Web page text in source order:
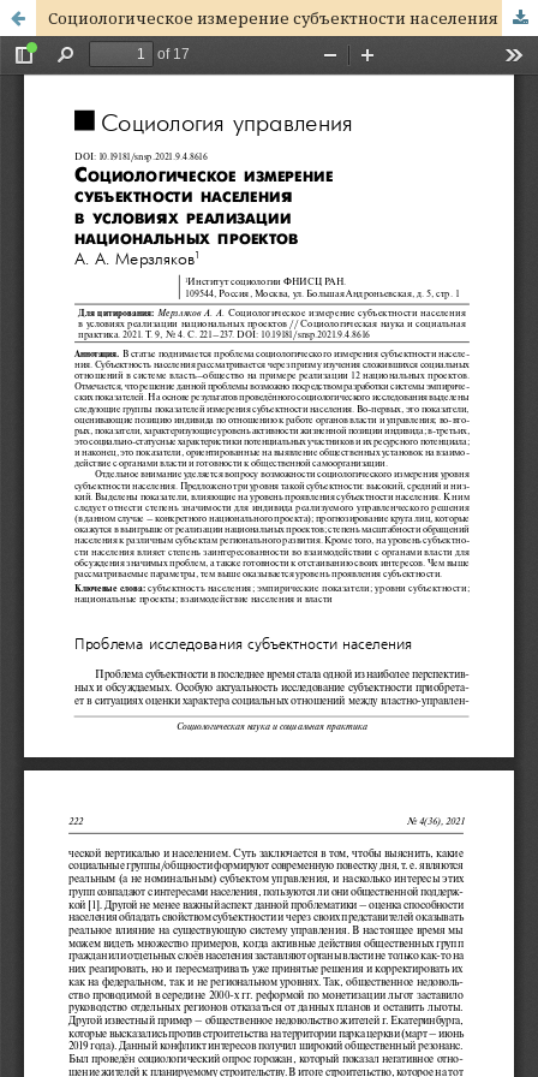
Социологическое измерение субъектности населения в условиях реализации национальных проектов